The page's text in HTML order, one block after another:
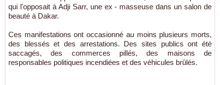
qui l'opposait à Adji Sarr, une ex - masseuse dans un salon de
beauté à Dakar.
Ces manifestations ont occasionné au moins plusieurs morts,
des blessés et des arrestations. Des sites publics ont été
saccagés, des commerces pillés, des maisons de
responsables politiques incendiées et des véhicules brûlés.